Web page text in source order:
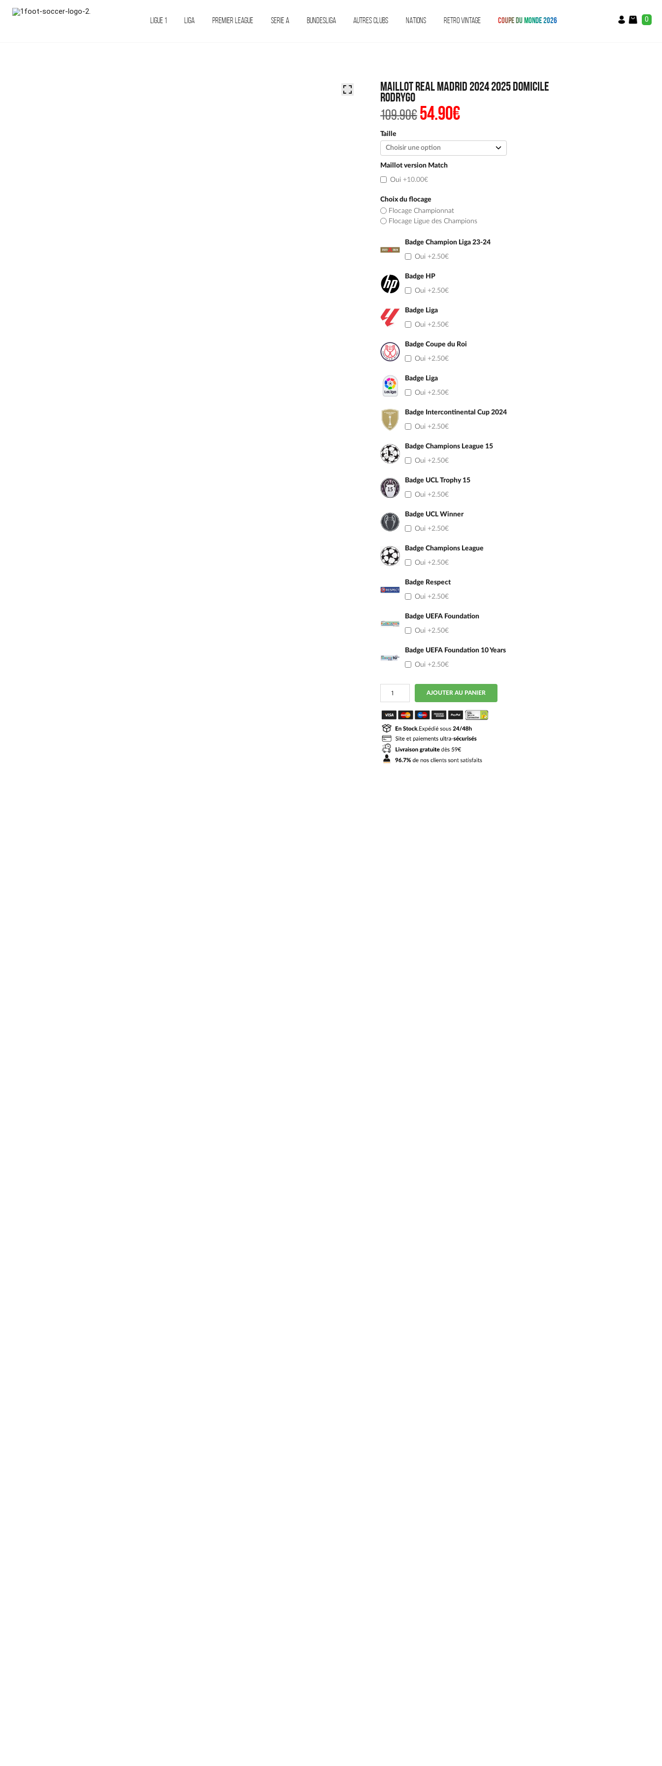
LIGUE 1 LIGA PREMIER LEAGUE SERIE A BUNDESLIGA AUTRES CLUBS NATIONS RETRO VINTAGE COUPE DU MONDE 2026 0
Maillot Real Madrid 2024 2025 Domicile
Rodrygo
109.90€Le
prix
109.90€.
54.90€Le
prix
54.90€.
Taille
Maillot version Match
Oui +10.00€
Choix du flocage
Flocage Championnat
Flocage Ligue des Champions
Badge Champion Liga 23-24
Oui +2.50€
Badge HP
Oui +2.50€
Badge Liga
Oui +2.50€
Badge Coupe du Roi
Oui +2.50€
Badge Liga
Oui +2.50€
Badge Intercontinental Cup 2024
Oui +2.50€
Badge Champions League 15
Oui +2.50€
Badge UCL Trophy 15
Oui +2.50€
Badge UCL Winner
Oui +2.50€
Badge Champions League
Oui +2.50€
Badge Respect
Oui +2.50€
Badge UEFA Foundation
Oui +2.50€
Badge UEFA Foundation 10 Years
Oui +2.50€
quantité
Maillot
Madrid
2024
2025
Domicile
Rodrygo
AJOUTER AU PANIER